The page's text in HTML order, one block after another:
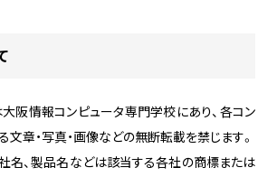
阪情報コンピュータ専門学校にあり、各コン
文章・写真・画像などの無断転載を禁じます。
名、製品名などは該当する各社の商標または